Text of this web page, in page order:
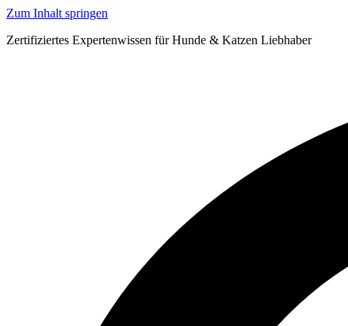
Zum Inhalt springen
Zertifiziertes Expertenwissen für Hunde & Katzen Liebhaber